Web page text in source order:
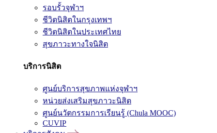
รอบรั้วจุฬาฯ
ชีวิตนิสิตในกรุงเทพฯ
ชีวิตนิสิตในประเทศไทย
สุขภาวะทางใจนิสิต
บริการนิสิต
ศูนย์บริการสุขภาพแห่งจุฬาฯ
หน่วยส่งเสริมสุขภาวะนิสิต
ศูนย์นวัตกรรมการเรียนรู้ (Chula MOOC)
CUVIP